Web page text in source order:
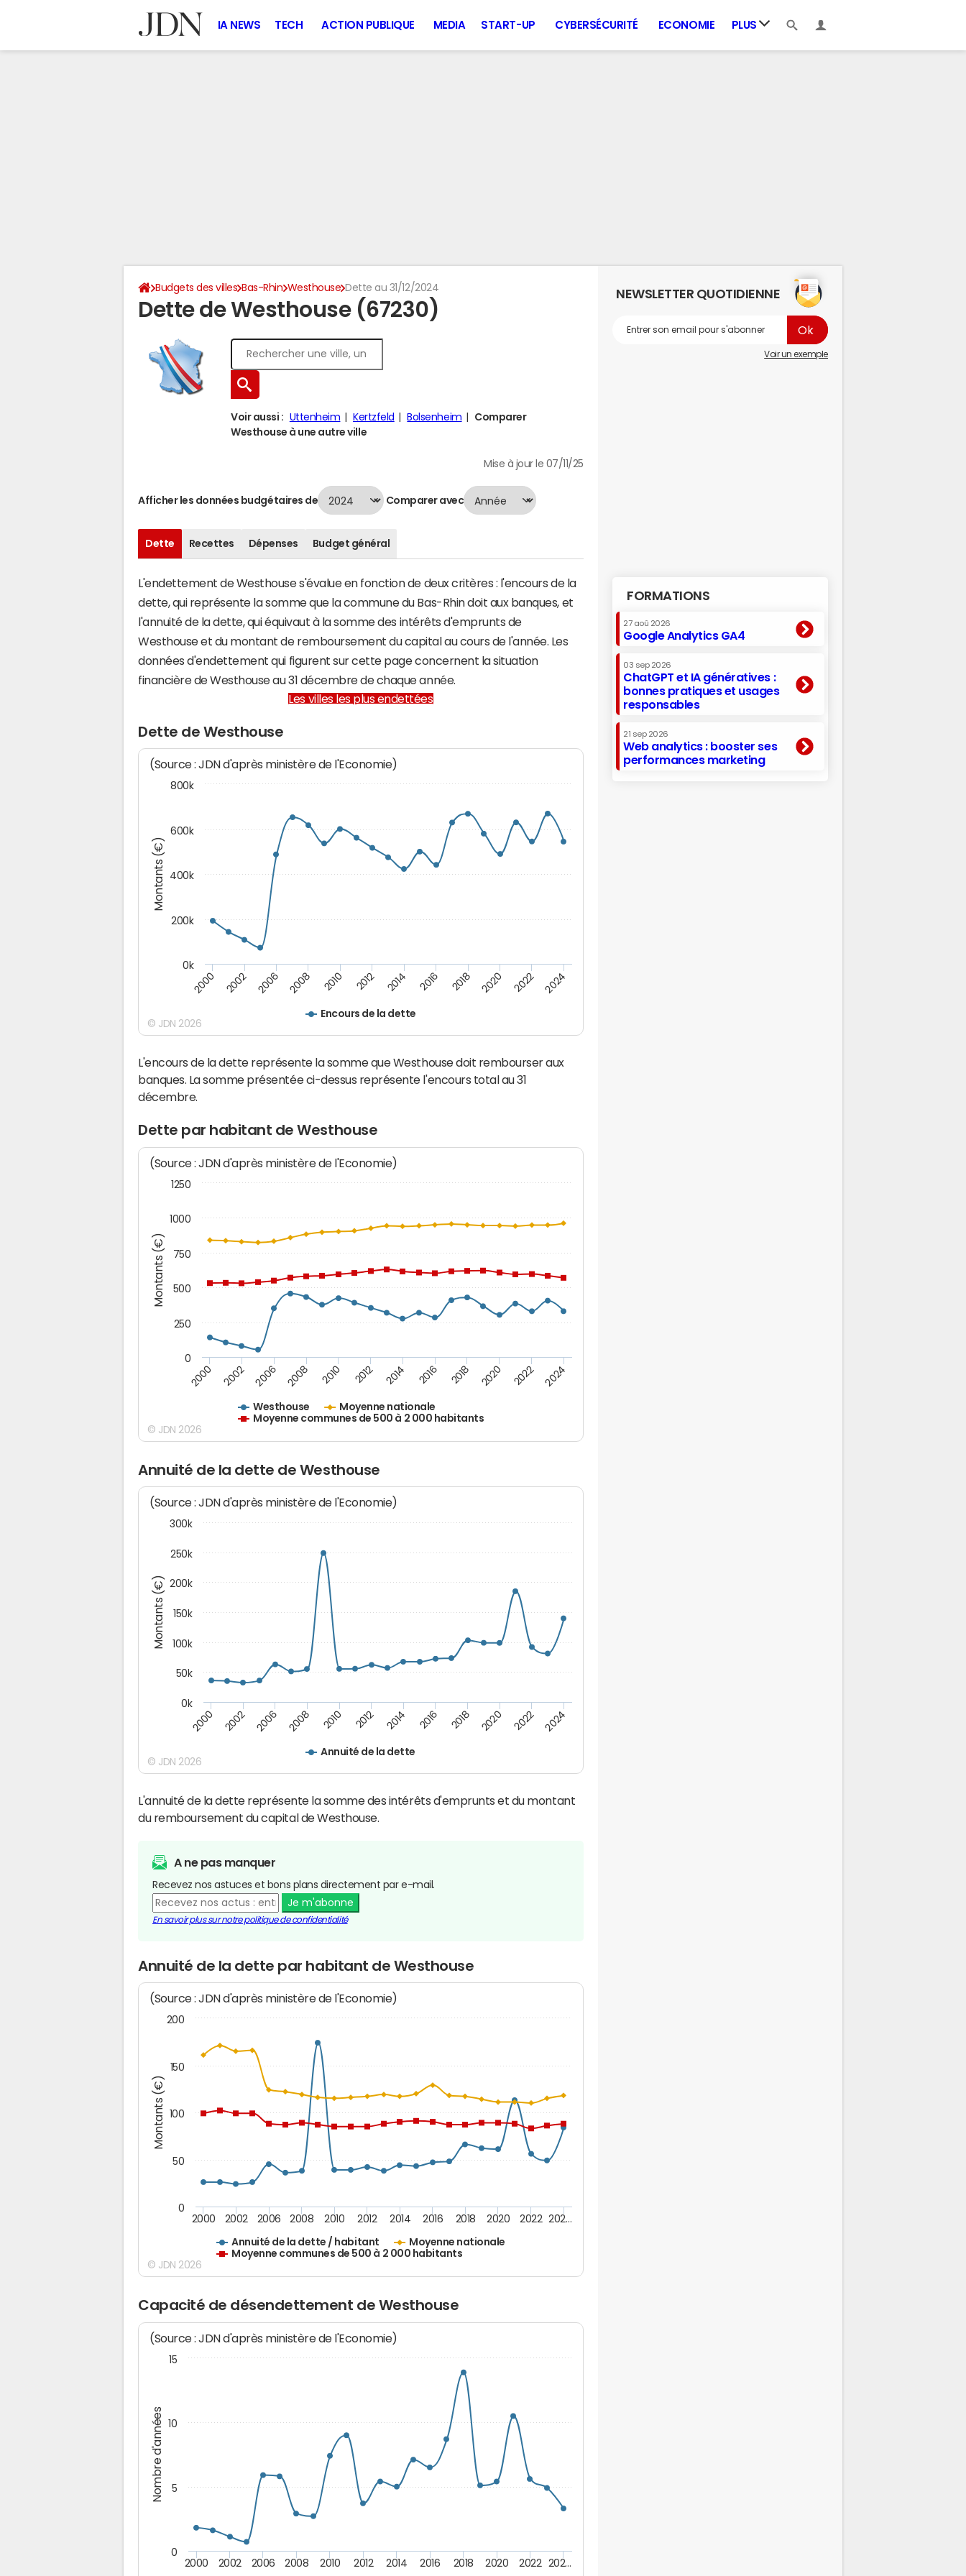
IA NEWS TECH ACTION PUBLIQUE MEDIA START-UP CYBERSÉCURITÉ ECONOMIE PLUS
Budgets des villes Bas-Rhin Westhouse Dette au 31/12/2024
Dette de Westhouse (67230)
Voir aussi : Uttenheim Kertzfeld Bolsenheim
Comparer
Westhouse à une autre ville
Mise à jour le 07/11/25
Afficher les données budgétaires de Comparer avec
Dette Recettes Dépenses Budget général
L'endettement de Westhouse s'évalue en fonction de deux critères : l'encours de la
dette, qui représente la somme que la commune du Bas-Rhin doit aux banques, et
l'annuité de la dette, qui équivaut à la somme des intérêts d'emprunts de
Westhouse et du montant de remboursement du capital au cours de l'année. Les
données d'endettement qui figurent sur cette page concernent la situation
financière de Westhouse au 31 décembre de chaque année.
Les villes les plus endettées
Dette de Westhouse
Montants (€)
(Source : JDN d'après ministère de l'Economie)
Encours de la dette
2000 2002 2006 2008 2010 2012 2014 2016 2018 2020 2022 2024
0k
200k
400k
600k
800k
© JDN 2026
L'encours de la dette représente la somme que Westhouse doit rembourser aux
banques. La somme présentée ci-dessus représente l'encours total au 31
décembre.
Dette par habitant de Westhouse
Montants (€)
(Source : JDN d'après ministère de l'Economie)
Westhouse
Moyenne nationale
Moyenne communes de 500 à 2 000 habitants
2000 2002 2006 2008 2010 2012 2014 2016 2018 2020 2022 2024
0
250
500
750
1000
1250
© JDN 2026
Annuité de la dette de Westhouse
Montants (€)
(Source : JDN d'après ministère de l'Economie)
Annuité de la dette
2000 2002 2006 2008 2010 2012 2014 2016 2018 2020 2022 2024
0k
50k
100k
150k
200k
250k
300k
© JDN 2026
L'annuité de la dette représente la somme des intérêts d'emprunts et du montant
du remboursement du capital de Westhouse.
A ne pas manquer
Recevez nos astuces et bons plans directement par e-mail.
Je m'abonne
En savoir plus sur notre politique de confidentialité
Annuité de la dette par habitant de Westhouse
Montants (€)
(Source : JDN d'après ministère de l'Economie)
Annuité de la dette / habitant
Moyenne nationale
Moyenne communes de 500 à 2 000 habitants
2000 2002 2006 2008 2010 2012 2014 2016 2018 2020 2022 202…
0
50
100
150
200
© JDN 2026
Capacité de désendettement de Westhouse
Nombre d'années
(Source : JDN d'après ministère de l'Economie)
2000 2002 2006 2008 2010 2012 2014 2016 2018 2020 2022 202…
0
5
10
15
NEWSLETTER QUOTIDIENNE
Voir un exemple
FORMATIONS
27 aoû 2026
Google Analytics GA4
03 sep 2026
ChatGPT et IA génératives :
bonnes pratiques et usages
responsables
21 sep 2026
Web analytics : booster ses
performances marketing